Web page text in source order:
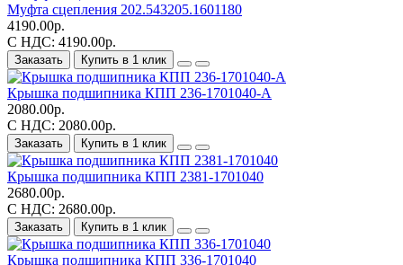
Муфта сцепления 202.543205.1601180
4190.00р.
С НДС: 4190.00р.
Заказать Купить в 1 клик
Крышка подшипника КПП 236-1701040-А
2080.00р.
С НДС: 2080.00р.
Заказать Купить в 1 клик
Крышка подшипника КПП 2381-1701040
2680.00р.
С НДС: 2680.00р.
Заказать Купить в 1 клик
Крышка подшипника КПП 336-1701040